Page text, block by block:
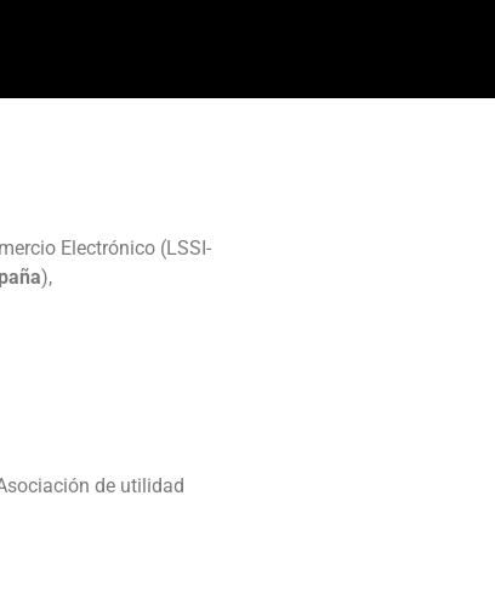
Electrónico (LSSI-
),
de utilidad